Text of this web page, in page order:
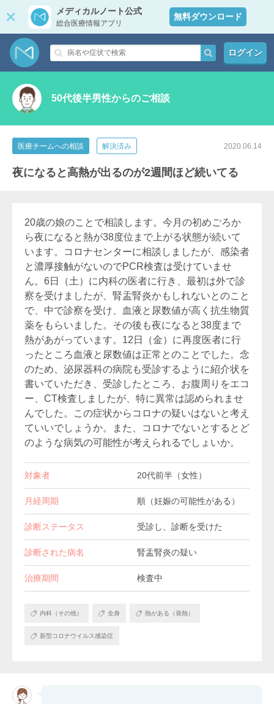
メディカルノート公式
総合医療情報アプリ
無料ダウンロード
ログイン
50代後半男性からのご相談
医療チームへの相談 解決済み 2020.06.14
夜になると高熱が出るのが2週間ほど続いてる
20歳の娘のことで相談します。今月の初めごろか
ら夜になると熱が38度位まで上がる状態が続いて
います。コロナセンターに相談しましたが、感染者
と濃厚接触がないのでPCR検査は受けていませ
ん。6日（土）に内科の医者に行き、最初は外で診
察を受けましたが、腎盂腎炎かもしれないとのこと
で、中で診察を受け、血液と尿数値が高く抗生物質
薬をもらいました。その後も夜になると38度まで
熱があがっています。12日（金）に再度医者に行
ったところ血液と尿数値は正常とのことでした。念
のため、泌尿器科の病院も受診するように紹介状を
書いていただき、受診したところ、お腹周りをエコ
ー、CT検査しましたが、特に異常は認められませ
んでした。この症状からコロナの疑いはないと考え
ていいでしょうか。また、コロナでないとするとど
のような病気の可能性が考えられるでしょいか。
対象者 20代前半（女性）
月経周期 順（妊娠の可能性がある）
診断ステータス 受診し、診断を受けた
診断された病名 腎盂腎炎の疑い
治療期間 検査中
内科（その他） 全身 熱がある（発熱）
新型コロナウイルス感染症